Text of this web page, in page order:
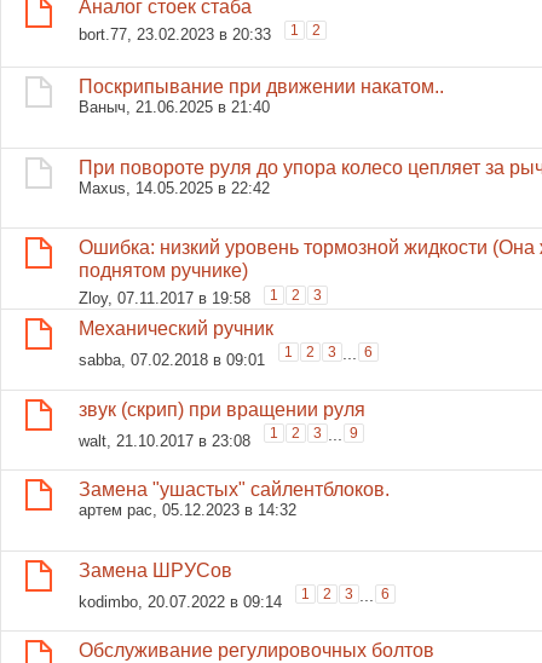
Аналог стоек стаба
bort.77 , 23.02.2023 в 20:33 1 2
Поскрипывание при движении накатом..
Ваныч, 21.06.2025 в 21:40
При повороте руля до упора колесо цепляет за
Maxus , 14.05.2025 в 22:42
Ошибка: низкий уровень тормозной жидкости
поднятом ручнике)
Zloy, 07.11.2017 в 19:58 1 2 3
Механический ручник
sabba , 07.02.2018 в 09:01 1 2 3 ... 6
звук (скрип) при вращении руля
walt , 21.10.2017 в 23:08 1 2 3 9
Замена "ушастых" сайлентблоков.
артем рас, 05.12.2023 в 14:32
Замена ШРУСов
kodimbo , 20.07.2022 в 09:14 1 2 3 6
Обслуживание регулировочных болтов